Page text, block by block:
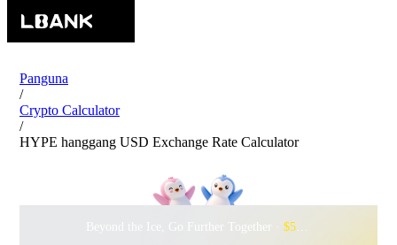
Panguna
/
Crypto Calculator
/
HYPE hanggang USD Exchange Rate Calculator
Beyond the Ice, Go Further Together · $500,000